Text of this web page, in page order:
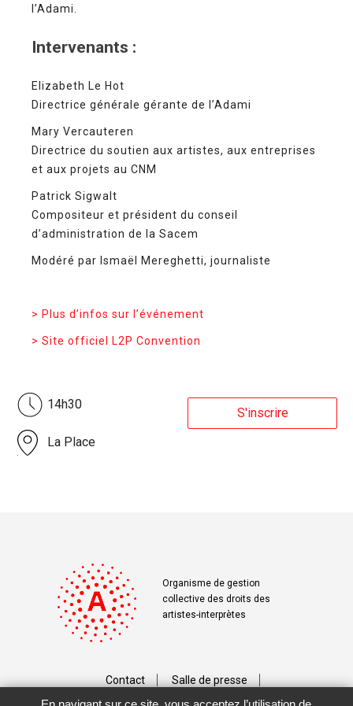
l’Adami.
Intervenants :
Elizabeth Le Hot
Directrice générale gérante de l’Adami
Mary Vercauteren
Directrice du soutien aux artistes, aux entreprises
et aux projets au CNM
Patrick Sigwalt
Compositeur et président du conseil
d’administration de la Sacem
Modéré par Ismaël Mereghetti, journaliste
> Plus d’infos sur l’événement
> Site officiel L2P Convention
14h30
La Place
S'inscrire
Organisme de gestion
collective des droits des
artistes-interprètes
Contact Salle de presse